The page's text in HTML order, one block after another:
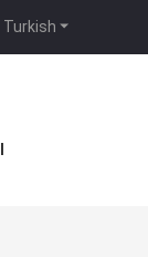
Turkish